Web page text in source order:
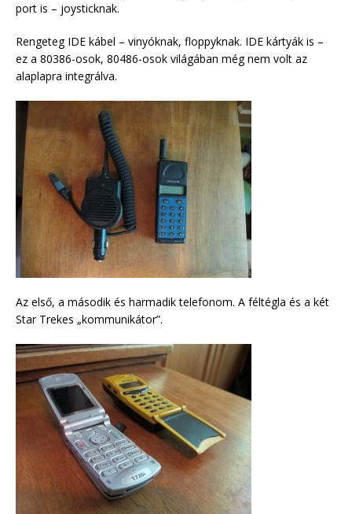
port is – joysticknak.
Rengeteg IDE kábel – vinyóknak, floppyknak. IDE kártyák is –
ez a 80386-osok, 80486-osok világában még nem volt az
alaplapra integrálva.
Az első, a második és harmadik telefonom. A féltégla és a két
Star Trekes „kommunikátor”.